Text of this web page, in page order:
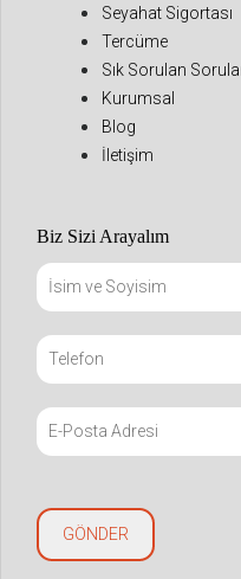
Seyahat Sigortası
Tercüme
Sık Sorulan
Kurumsal
Blog
İletişim
Biz Sizi Arayalım